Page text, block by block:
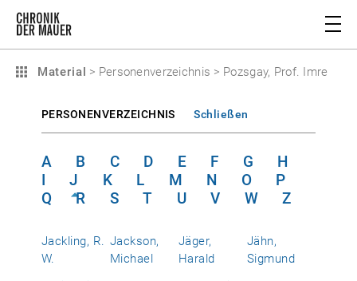
Material > Personenverzeichnis > Pozsgay, Prof. Imre
PERSONENVERZEICHNIS Schließen
A B C D E F G
H
I
J K L M N O
P
Q
R S T U V W Z
Jackling, R.
W.
Jackson,
Michael
Jäger,
Harald
Jähn,
Sigmund